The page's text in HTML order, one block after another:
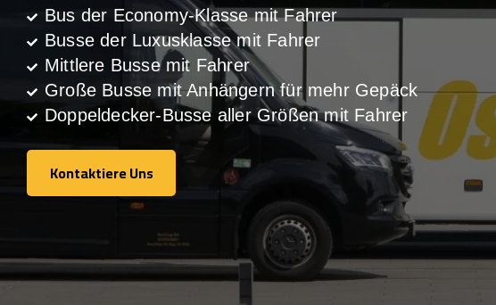
Bus der Economy-Klasse mit Fahrer
Busse der Luxusklasse mit Fahrer
Mittlere Busse mit Fahrer
Große Busse mit Anhängern für mehr Gepäck
Doppeldecker-Busse aller Größen mit Fahrer
Kontaktiere Uns
Kontaktiere Uns